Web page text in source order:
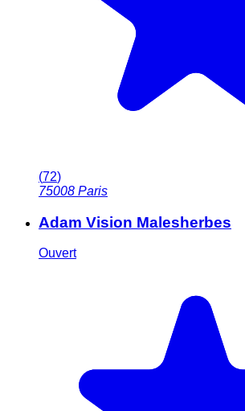
(72)
75008 Paris
Adam Vision Malesherbes
Ouvert